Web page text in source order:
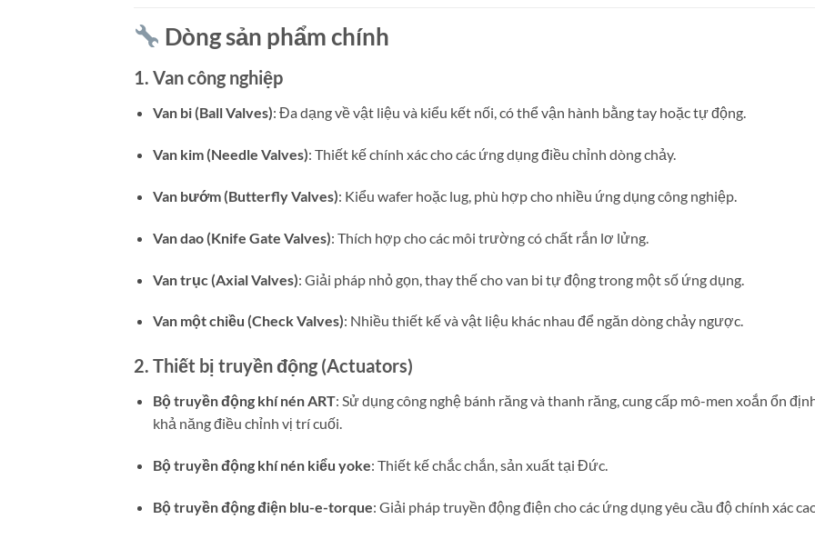
Dòng sản phẩm chính
1. Van công nghiệp
Van bi (Ball Valves): Đa dạng về vật liệu và kiểu kết nối, có thể vận hành bằng tay hoặc tự động.
Van kim (Needle Valves): Thiết kế chính xác cho các ứng dụng điều chỉnh dòng chảy.
Van bướm (Butterfly Valves): Kiểu wafer hoặc lug, phù hợp cho nhiều ứng dụng công nghiệp.
Van dao (Knife Gate Valves): Thích hợp cho các môi trường có chất rắn lơ lửng.
Van trục (Axial Valves): Giải pháp nhỏ gọn, thay thế cho van bi tự động trong một số ứng dụng.
Van một chiều (Check Valves): Nhiều thiết kế và vật liệu khác nhau để ngăn dòng chảy ngược.
2. Thiết bị truyền động (Actuators)
Bộ truyền động khí nén ART: Sử dụng công nghệ bánh răng và thanh răng, cung cấp mô-men xoắn ổn
khả năng điều chỉnh vị trí cuối.
Bộ truyền động khí nén kiểu yoke: Thiết kế chắc chắn, sản xuất tại Đức.
Bộ truyền động điện blu-e-torque: Giải pháp truyền động điện cho các ứng dụng yêu cầu độ chính xác